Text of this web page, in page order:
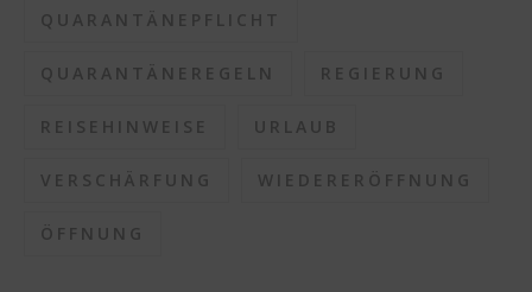
QUARANTÄNEPFLICHT
QUARANTÄNEREGELN REGIERUNG
REISEHINWEISE URLAUB
VERSCHÄRFUNG WIEDERERÖFFNUNG
ÖFFNUNG